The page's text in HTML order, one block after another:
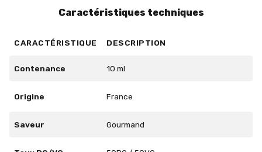
Profitez d'une vape douce et savoureuse à chaque
Caractéristiques techniques
CARACTÉRISTIQUE DESCRIPTION
Contenance 10 ml
Origine France
Saveur Gourmand